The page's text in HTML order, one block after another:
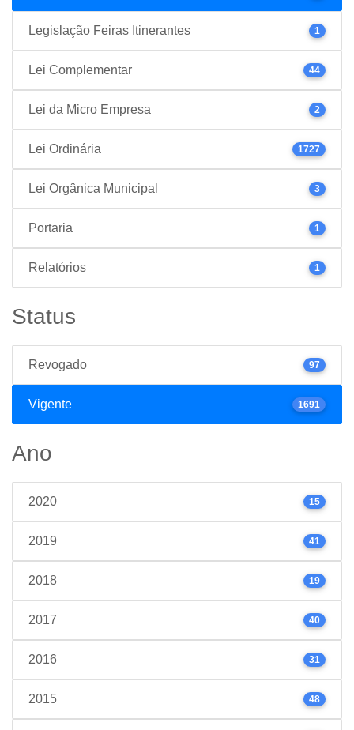
Legislação Feiras Itinerantes 1
Lei Complementar 44
Lei da Micro Empresa 2
Lei Ordinária 1727
Lei Orgânica Municipal 3
Portaria 1
Relatórios 1
Status
Revogado 97
Vigente 1691
Ano
2020 15
2019 41
2018 19
2017 40
2016 31
2015 48